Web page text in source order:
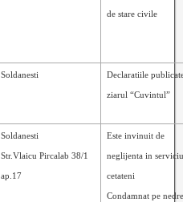
de stare civile
Soldanesti Declaratiile
ziarul “Cuvintul”
Soldanesti
Str.Vlaicu Pircalab 38/1
ap.17
Este invinuit de
neglijenta in
cetateni
Condamnat pe